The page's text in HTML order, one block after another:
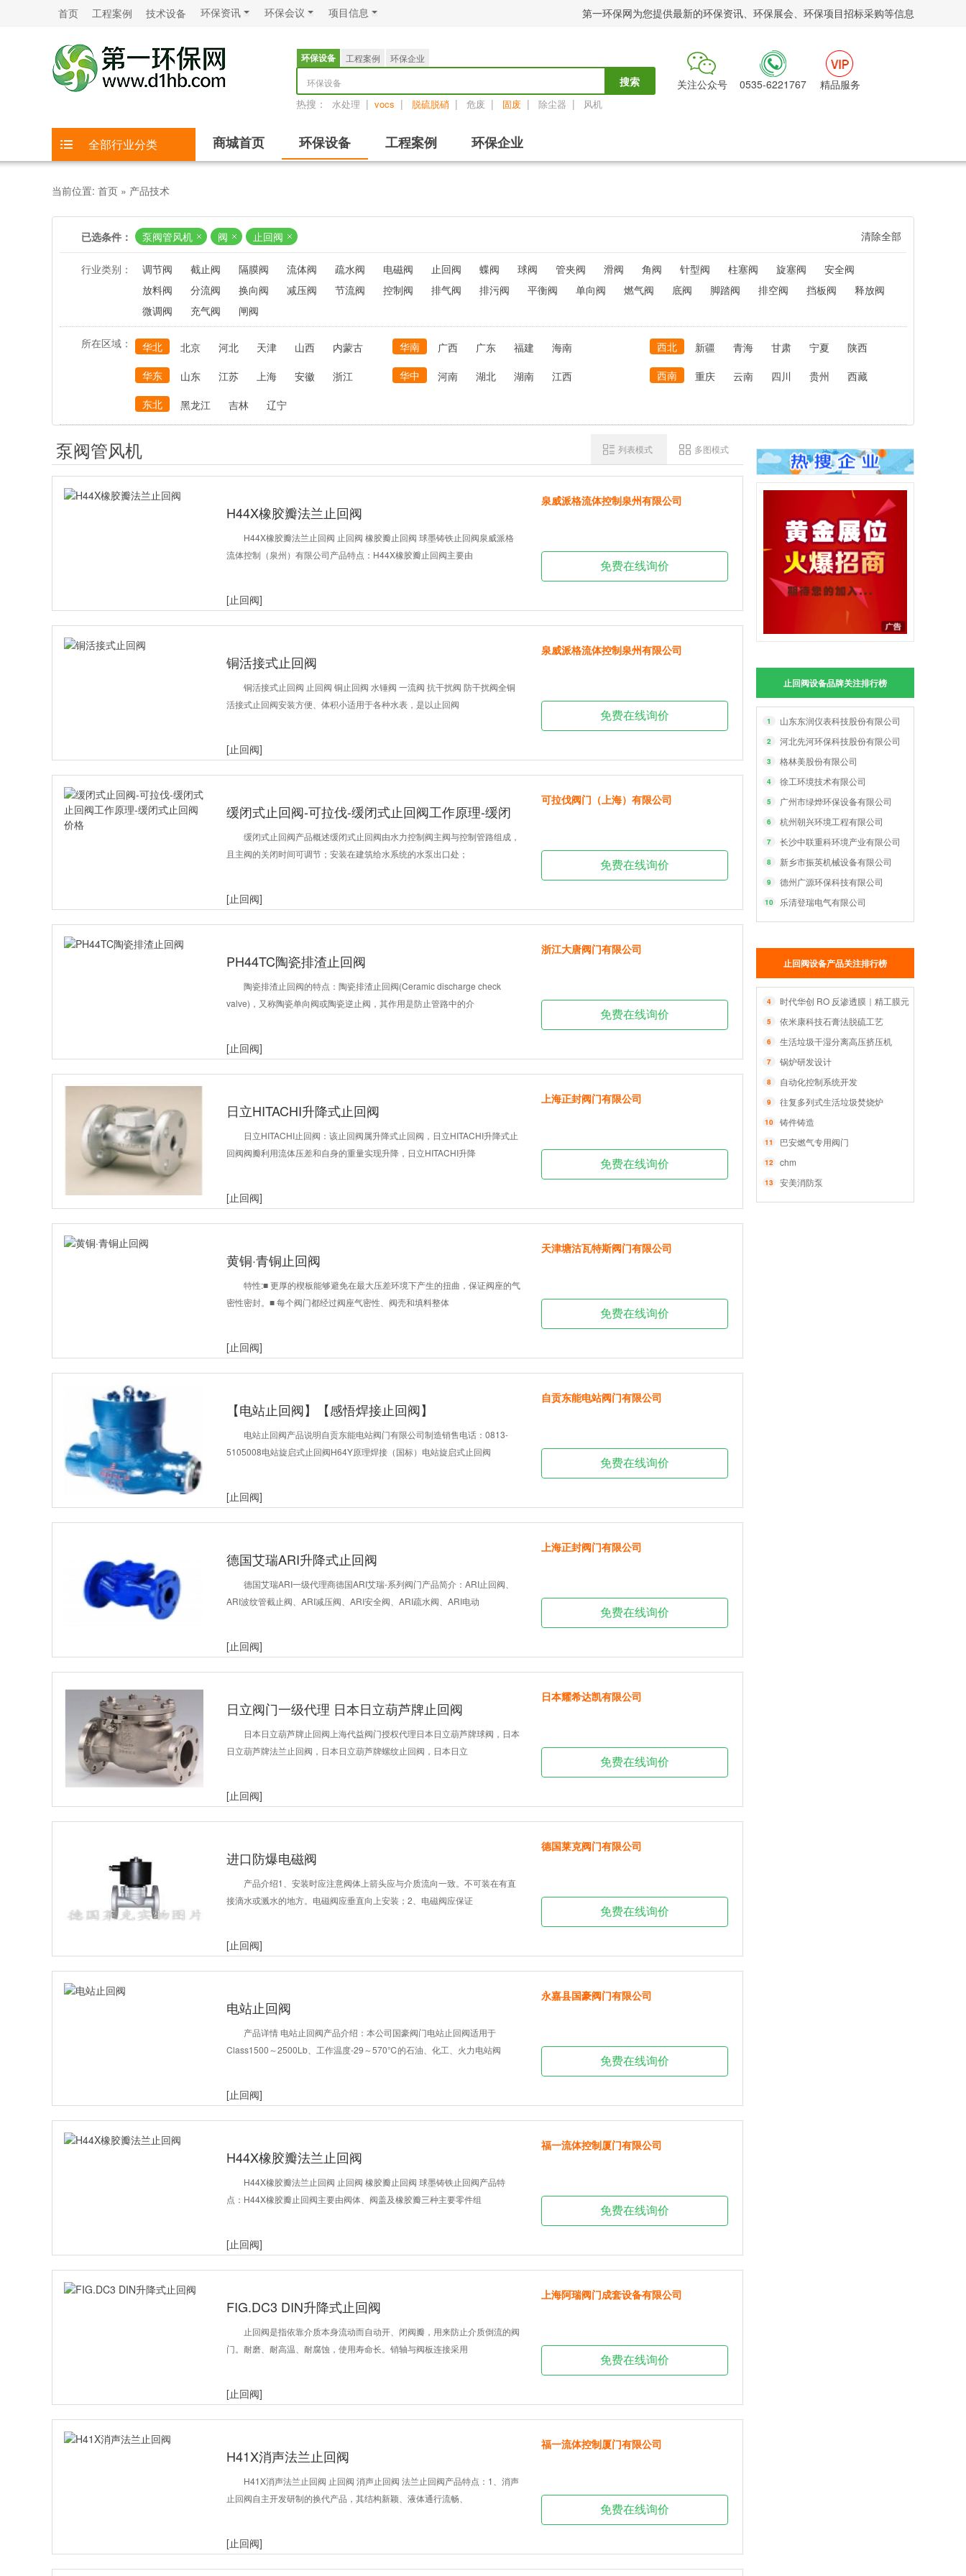
首页 工程案例 技术设备 环保资讯 环保会议 项目信息 第一环保网为您提供最新的环保资讯、环保展会、环保项目招标采购等信息
环保设备 工程案例
环保企业
环保设备
搜索
热搜： 水处理 | vocs | 脱硫脱硝 | 危废 | 固废 | 除尘器 | 风机
关注公众号 0535-6221767 精品服务
全部行业分类 商城首页 环保设备 工程案例 环保企业
当前位置: 首页 » 产品技术
已选条件： 清除全部
泵阀管风机 阀 止回阀
行业类别： 调节阀 截止阀 隔膜阀 流体阀 疏水阀 电磁阀 止回阀 蝶阀 球阀 管夹阀 滑阀 角阀 针型阀 柱塞阀 旋塞阀
安全阀
放料阀
分流阀 换向阀 减压阀 节流阀 控制阀 排气阀 排污阀 平衡阀 单向阀 燃气阀 底阀 脚踏阀 排空阀 挡板阀
释放阀
微调阀
充气阀 闸阀
所在区域： 华北 北京 河北 天津 山西 内蒙古 华南 广西 广东 福建 海南 西北 新疆 青海 甘肃 宁夏
陕西
华东
山东 江苏 上海 安徽 浙江 华中 河南 湖北 湖南 江西 西南 重庆 云南 四川 贵州
西藏
东北
黑龙江 吉林 辽宁
止回阀设备品牌关注排行榜
1 山东东润仪表科技股份有限公司
2 河北先河环保科技股份有限公司
3 格林美股份有限公司
4 徐工环境技术有限公司
5 广州市绿烨环保设备有限公司
6 杭州朝兴环境工程有限公司
7 长沙中联重科环境产业有限公司
8 新乡市振英机械设备有限公司
9 德州广源环保科技有限公司
10 乐清登瑞电气有限公司
止回阀设备产品关注排行榜
4 时代华创 RO 反渗透膜｜精工膜元件，智净每一
5 依米康科技石膏法脱硫工艺
6 生活垃圾干湿分离高压挤压机
7 锅炉研发设计
8 自动化控制系统开发
9 往复多列式生活垃圾焚烧炉
10 铸件铸造
11 巴安燃气专用阀门
12 chm
13 安美消防泵
泵阀管风机 列表模式 多图模式
H44X橡胶瓣法兰止回阀
H44X橡胶瓣法兰止回阀 止回阀 橡胶瓣止回阀 球墨铸铁止回阀泉威派格
流体控制（泉州）有限公司产品特点：H44X橡胶瓣止回阀主要由
[止回阀]
泉威派格流体控制泉州有限公司
免费在线询价
铜活接式止回阀
铜活接式止回阀 止回阀 铜止回阀 水锤阀 一流阀 抗干扰阀 防干扰阀全铜
活接式止回阀安装方便、体积小适用于各种水表，是以止回阀
[止回阀]
泉威派格流体控制泉州有限公司
免费在线询价
缓闭式止回阀-可拉伐-缓闭式止回阀工作原理-缓闭
式止回阀价格
缓闭式止回阀产品概述缓闭式止回阀由水力控制阀主阀与控制管路组成，
且主阀的关闭时间可调节；安装在建筑给水系统的水泵出口处；
[止回阀]
可拉伐阀门（上海）有限公司
免费在线询价
PH44TC陶瓷排渣止回阀
陶瓷排渣止回阀的特点：陶瓷排渣止回阀(Ceramic discharge check
valve)，又称陶瓷单向阀或陶瓷逆止阀，其作用是防止管路中的介
[止回阀]
浙江大唐阀门有限公司
免费在线询价
日立HITACHI升降式止回阀
日立HITACHI止回阀：该止回阀属升降式止回阀，日立HITACHI升降式止
回阀阀瓣利用流体压差和自身的重量实现升降，日立HITACHI升降
[止回阀]
上海正封阀门有限公司
免费在线询价
黄铜·青铜止回阀
特性:■ 更厚的楔板能够避免在最大压差环境下产生的扭曲，保证阀座的气
密性密封。■ 每个阀门都经过阀座气密性、阀壳和填料整体
[止回阀]
天津塘沽瓦特斯阀门有限公司
免费在线询价
【电站止回阀】【感悟焊接止回阀】
电站止回阀产品说明自贡东能电站阀门有限公司制造销售电话：0813-
5105008电站旋启式止回阀H64Y原理焊接（国标）电站旋启式止回阀
[止回阀]
自贡东能电站阀门有限公司
免费在线询价
德国艾瑞ARI升降式止回阀
德国艾瑞ARI一级代理商德国ARI艾瑞-系列阀门产品简介：ARI止回阀、
ARI波纹管截止阀、ARI减压阀、ARI安全阀、ARI疏水阀、ARI电动
[止回阀]
上海正封阀门有限公司
免费在线询价
日立阀门一级代理 日本日立葫芦牌止回阀
日本日立葫芦牌止回阀上海代益阀门授权代理日本日立葫芦牌球阀，日本
日立葫芦牌法兰止回阀，日本日立葫芦牌螺纹止回阀，日本日立
[止回阀]
日本耀希达凯有限公司
免费在线询价
进口防爆电磁阀
产品介绍1、安装时应注意阀体上箭头应与介质流向一致。不可装在有直
接滴水或溅水的地方。电磁阀应垂直向上安装；2、电磁阀应保证
[止回阀]
德国莱克阀门有限公司
免费在线询价
电站止回阀
产品详情 电站止回阀产品介绍：本公司国豪阀门电站止回阀适用于
Class1500～2500Lb、工作温度-29～570℃的石油、化工、火力电站阀
[止回阀]
永嘉县国豪阀门有限公司
免费在线询价
H44X橡胶瓣法兰止回阀
H44X橡胶瓣法兰止回阀 止回阀 橡胶瓣止回阀 球墨铸铁止回阀产品特
点：H44X橡胶瓣止回阀主要由阀体、阀盖及橡胶瓣三种主要零件组
[止回阀]
福一流体控制厦门有限公司
免费在线询价
FIG.DC3 DIN升降式止回阀
止回阀是指依靠介质本身流动而自动开、闭阀瓣，用来防止介质倒流的阀
门。耐磨、耐高温、耐腐蚀，使用寿命长。销轴与阀板连接采用
[止回阀]
上海阿瑞阀门成套设备有限公司
免费在线询价
H41X消声法兰止回阀
H41X消声法兰止回阀 止回阀 消声止回阀 法兰止回阀产品特点：1、消声
止回阀自主开发研制的换代产品，其结构新颖、液体通行流畅、
[止回阀]
福一流体控制厦门有限公司
免费在线询价